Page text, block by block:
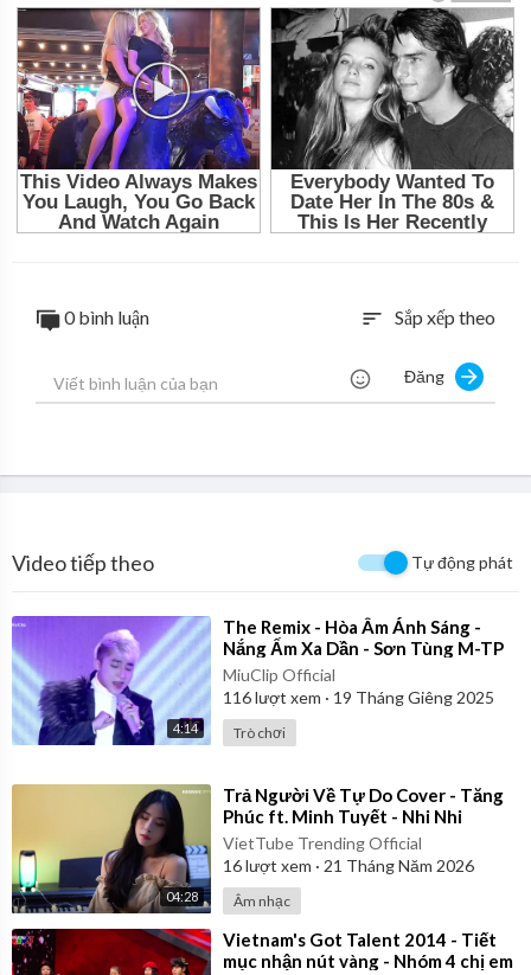
0 bình luận sort Sắp xếp theo
Đăng
Video tiếp theo Tự động phát
4:14
⁣The Remix - Hòa Âm Ánh Sáng -
Nắng Ấm Xa Dần - Sơn Tùng M-TP
MiuClip Official
116lượt xem · 19 Tháng Giêng 2025
Trò chơi
04:28
⁣Trả Người Về Tự Do Cover - Tăng
Phúc ft. Minh Tuyết - Nhi Nhi
VietTube Trending Official
16lượt xem · 21 Tháng Năm 2026
Âm nhạc
⁣Vietnam's Got Talent 2014 - Tiết
mục nhận nút vàng - Nhóm 4 chị em